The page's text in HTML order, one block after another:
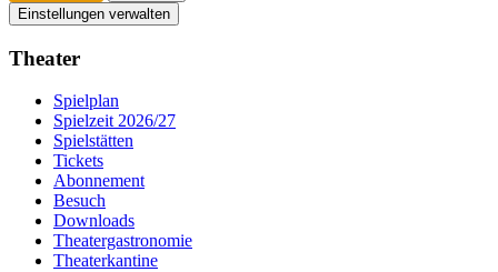
Einstellungen verwalten
Theater
Spielplan
Spielzeit 2026/27
Spielstätten
Tickets
Abonnement
Besuch
Downloads
Theatergastronomie
Theaterkantine